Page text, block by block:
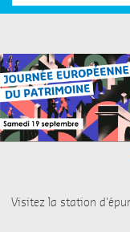
Visitez la station